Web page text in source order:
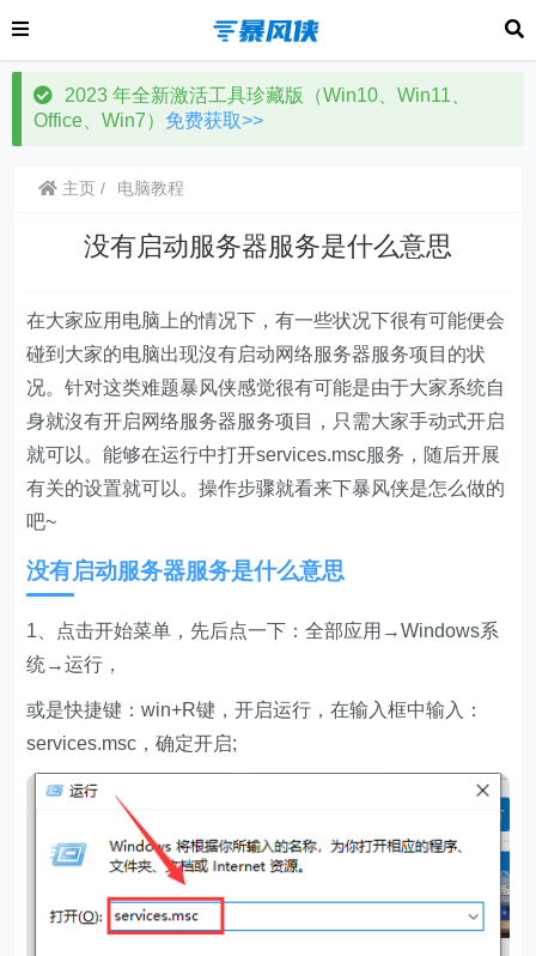
2023 年全新激活工具珍藏版（Win10、Win11、
Office、Win7） 免费获取>>
主页 电脑教程
没有启动服务器服务是什么意思
在大家应用电脑上的情况下，有一些状况下很有可能便会
碰到大家的电脑出现沒有启动网络服务器服务项目的状
况。针对这类难题暴风侠感觉很有可能是由于大家系统自
身就沒有开启网络服务器服务项目，只需大家手动式开启
就可以。能够在运行中打开services.msc服务，随后开展
有关的设置就可以。操作步骤就看来下暴风侠是怎么做的
吧~
没有启动服务器服务是什么意思
1、点击开始菜单，先后点一下：全部应用→Windows系
统→运行，
或是快捷键：win+R键，开启运行，在输入框中输入：
services.msc，确定开启;